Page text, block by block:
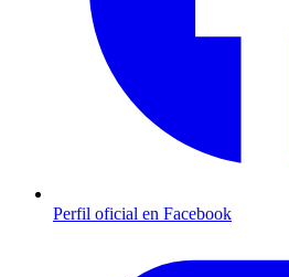
Perfil oficial en Facebook